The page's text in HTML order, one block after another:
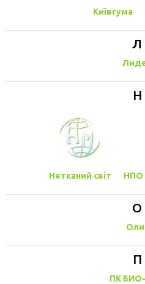
Київгума
Л
Н
Нетканий світ НПО
О
П
ПК